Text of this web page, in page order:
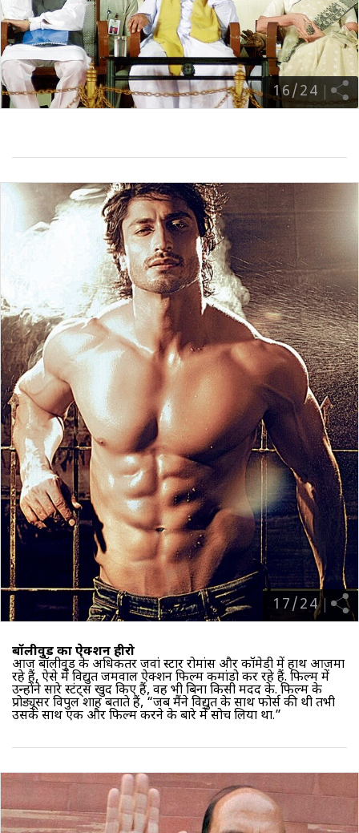
16/24
17/24
बॉलीवुड का ऐक्शन हीरो
आज बॉलीवुड के अधिकतर जवां स्टार रोमांस और कॉमेडी में हाथ आजमा
रहे हैं, ऐसे में विद्युत जमवाल ऐक्शन फिल्म कमांडो कर रहे हैं. फिल्म में
उन्होंने सारे स्टंट्स खुद किए हैं, वह भी बिना किसी मदद के. फिल्म के
प्रोड्यूसर विपुल शाह बताते हैं, “जब मैंने विद्युत के साथ फोर्स की थी तभी
उसके साथ एक और फिल्म करने के बारे में सोच लिया था.”